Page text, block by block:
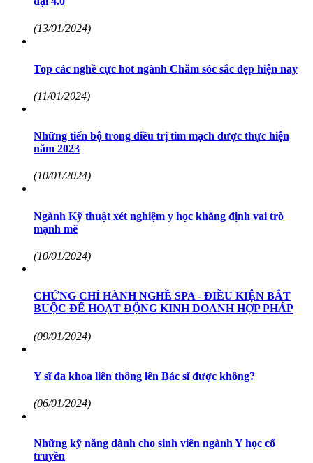
(13/01/2024)
Top các nghề cực hot ngành Chăm sóc sắc đẹp hiện nay
(11/01/2024)
Những tiến bộ trong điều trị tim mạch được thực hiện
năm 2023
(10/01/2024)
Ngành Kỹ thuật xét nghiệm y học khẳng định vai trò
mạnh mẽ
(10/01/2024)
CHỨNG CHỈ HÀNH NGHỀ SPA - ĐIỀU KIỆN BẮT
BUỘC ĐỂ HOẠT ĐỘNG KINH DOANH HỢP PHÁP
(09/01/2024)
Y sĩ đa khoa liên thông lên Bác sĩ được không?
(06/01/2024)
Những kỹ năng dành cho sinh viên ngành Y học cổ
truyền